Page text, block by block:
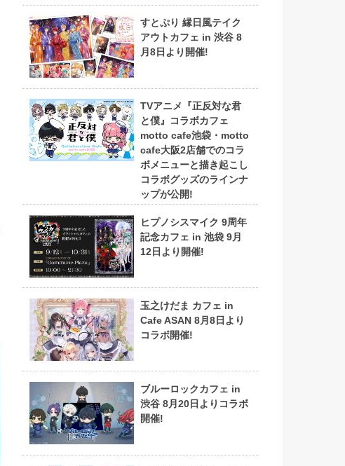
すとぷり 縁日風テイク
アウトカフェ in 渋谷 8
月8日より開催!
TVアニメ『正反対な君
と僕』コラボカフェ
motto cafe池袋・motto
cafe大阪2店舗でのコラ
ボメニューと描き起こし
コラボグッズのラインナ
ップが公開!
ヒプノシスマイク 9周年
記念カフェ in 池袋 9月
12日より開催!
玉之けだま カフェ in
Cafe ASAN 8月8日より
コラボ開催!
ブルーロックカフェ in
渋谷 8月20日よりコラボ
開催!